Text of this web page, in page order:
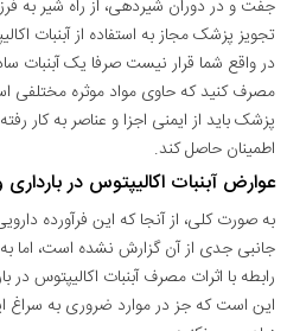
جفت و در دوران شیردهی، از راه شیر به
تجویز پزشک مجاز به استفاده از آبنبات
در واقع شما قرار نیست صرفا یک آبنبات
مصرف کنید که حاوی مواد موثره مختلفی
پزشک باید از ایمنی اجزا و عناصر به کار
اطمینان حاصل کند.
عوارض آبنبات اکالیپتوس در
به صورت کلی، از آنجا که این فرآورده
جانبی جدی از آن گزارش نشده است، اما
رابطه با اثرات مصرف آبنبات اکالیپتوس
این است که جز در موارد ضروری به سراغ